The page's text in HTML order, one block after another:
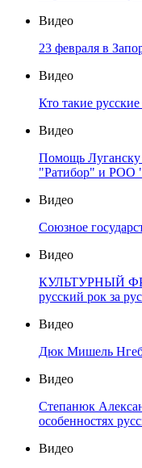
Видео
23 февраля в
Видео
Кто такие
Видео
Помощь
"Ратибор" и РОО
Видео
Союзное
Видео
КУЛЬТУРНЫЙ
русский рок за
Видео
Дюк Мишель
Видео
Степанюк
особенностях
Видео